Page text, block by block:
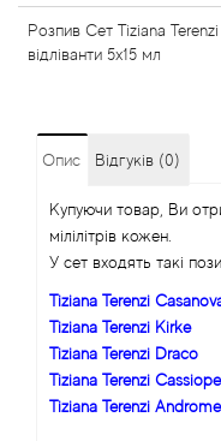
Розпив Сет Tiziana
відліванти 5x15 мл
Опис Відгуків (0)
Купуючи товар, Ви
мілілітрів кожен.
У сет входять такі
Tiziana Terenzi
Tiziana Terenzi Kirke
Tiziana Terenzi Draco
Tiziana Terenzi
Tiziana Terenzi